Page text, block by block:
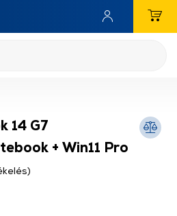
14 G7
+ Win11 Pro